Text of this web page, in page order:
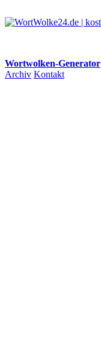
Wortwolken-Generator
Archiv Kontakt